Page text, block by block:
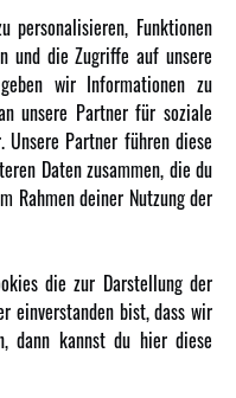
personalisieren, Funktionen
und die Zugriffe auf unsere
wir Informationen zu
unsere Partner für soziale
Unsere Partner führen diese
Daten zusammen, die du
Rahmen deiner Nutzung der
die zur Darstellung der
einverstanden bist, dass wir
dann kannst du hier diese